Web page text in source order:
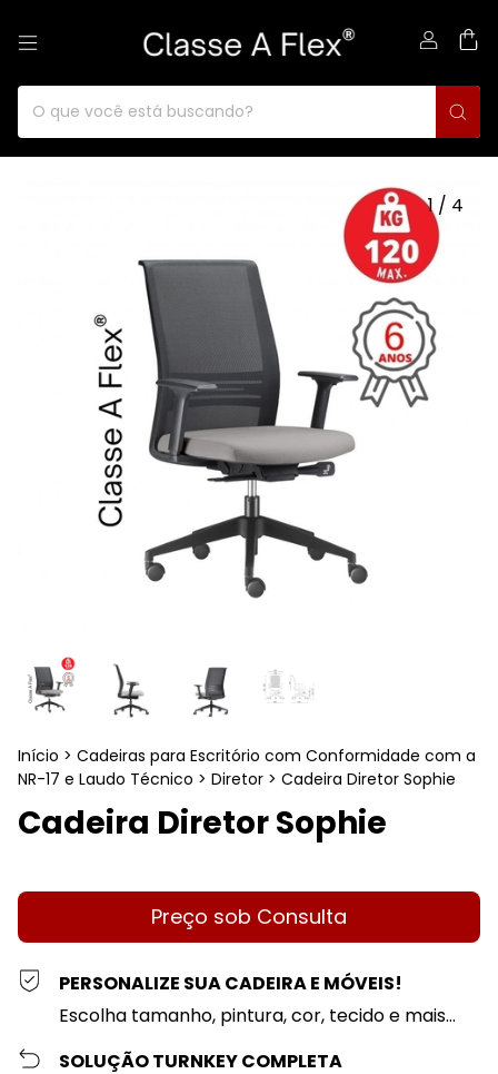
1/ 4
Início > Cadeiras para Escritório com Conformidade com a
NR-17 e Laudo Técnico > Diretor > Cadeira Diretor Sophie
Cadeira Diretor Sophie
PERSONALIZE SUA CADEIRA E MÓVEIS!
Escolha tamanho, pintura, cor, tecido e mais...
SOLUÇÃO TURNKEY COMPLETA